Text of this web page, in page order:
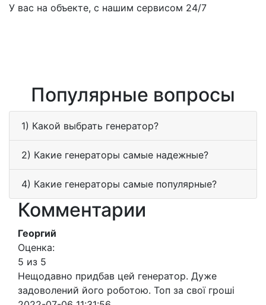
У вас на объекте, с нашим сервисом 24/7
Популярные вопросы
1) Какой выбрать генератор?
2) Какие генераторы самые надежные?
4) Какие генераторы самые популярные?
Комментарии
Георгий
Оценка:
5 из 5
Нещодавно придбав цей генератор. Дуже
задоволений його роботою. Топ за свої гроші